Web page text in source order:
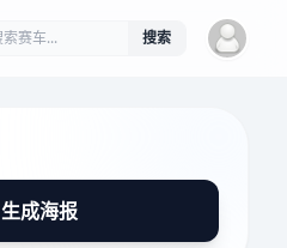
搜索
生成海报